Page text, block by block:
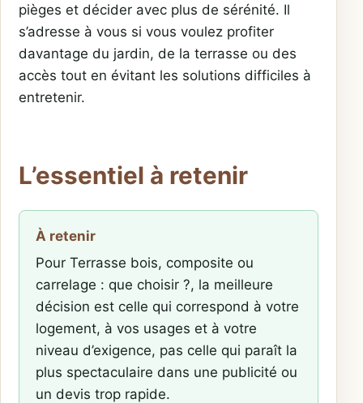
pièges et décider avec plus de sérénité. Il
s’adresse à vous si vous voulez profiter
davantage du jardin, de la terrasse ou des
accès tout en évitant les solutions difficiles à
entretenir.
L’essentiel à retenir
À retenir
Pour Terrasse bois, composite ou
carrelage : que choisir ?, la meilleure
décision est celle qui correspond à votre
logement, à vos usages et à votre
niveau d’exigence, pas celle qui paraît la
plus spectaculaire dans une publicité ou
un devis trop rapide.